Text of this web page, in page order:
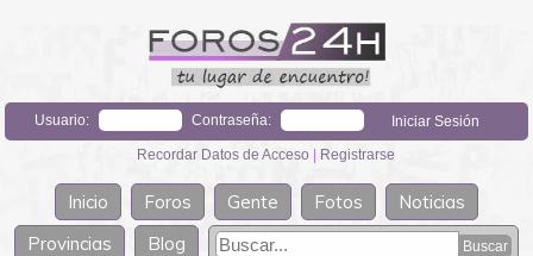
Usuario: Contraseña:
Recordar Datos de Acceso | Registrarse
Inicio Foros Gente Fotos
Noticias
Provincias
Blog